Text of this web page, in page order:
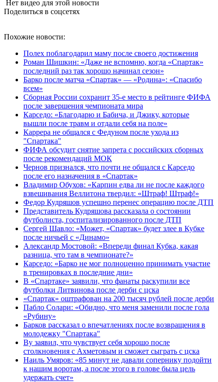
Нет видео для этой новости
Поделиться в соцсетях
Похожие новости:
Полех поблагодарил маму после своего достижения
Роман Шишкин: «Даже не вспомню, когда «Спартак»
последний раз так хорошо начинал сезон»
Барко после матча «Спартак» — «Родина»: «Спасибо
всем»
Сборная России сохранит 35-е место в рейтинге ФИФА
после завершения чемпионата мира
Карседо: «Благодарю и Бабича, и Джику, которые
вышли после травм и отдали себя на поле»
Каррера не общался с Федуном после ухода из
"Спартака"
ФИФА обсудит снятие запрета с российских сборных
после рекомендаций МОК
Чернов признался, что почти не общался с Карседо
после его назначения в «Спартак»
Владимир Обухов: «Карпин едва ли не после каждого
взвешивания Веллитона твердил: «Штраф! Штраф!»
Федор Кудряшов успешно перенес операцию после ДТП
Представитель Кудряшова рассказала о состоянии
футболиста, госпитализированного после ДТП
Сергей Шавло: «Может, «Спартак» будет злее в Кубке
после ничьей с «Динамо»
Александр Мостовой: «Впереди финал Кубка, какая
разница, что там в чемпионате?»
Карседо: «Барко не мог полноценно принимать участие
в тренировках в последние дни»
В «Спартаке» заявили, что фанаты раскупили все
футболки Литвинова после дерби с цска
«Спартак» оштрафован на 200 тысяч рублей после дерби
Пабло Солари: «Обидно, что меня заменили после гола
«Рубину»
Барков рассказал о впечатлениях после возвращения в
молодежку "Спартака"
Ву заявил, что чувствует себя хорошо после
столкновения с Ахметовым и сможет сыграть с цска
Наиль Умяров: «85 минут не давали сопернику подойти
к нашим воротам, а после этого в голове была цель
удержать счет»